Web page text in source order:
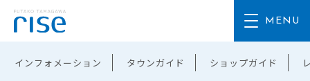
インフォメーション タウンガイド ショップガイド